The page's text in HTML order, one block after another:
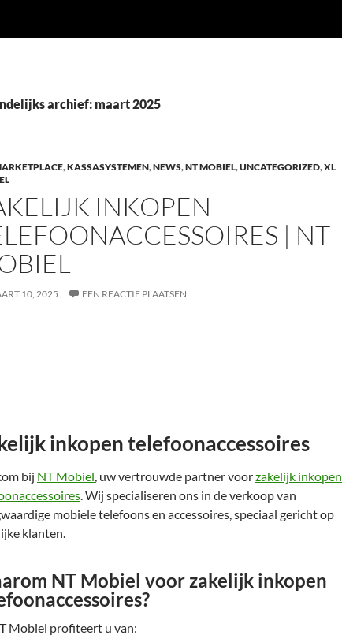
archief: maart 2025
,KASSASYSTEMEN,NEWS,NT MOBIEL,UNCATEGORIZED,XL
INKOPEN
| NT
10, 2025 EEN REACTIE PLAATSEN
inkopen telefoonaccessoires
bij NT Mobiel, uw vertrouwde partner voorzakelijk inkopen
. Wij specialiseren ons in de verkoop van
mobiele telefoons en accessoires, speciaal gericht op
klanten.
NT Mobiel voor zakelijk inkopen
Mobiel profiteert u van: